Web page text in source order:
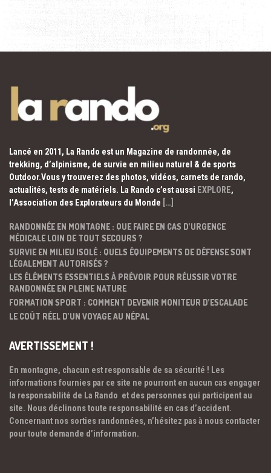
Lancé en 2011, La Rando est un Magazine de randonnée, de
trekking, d’alpinisme, de survie en milieu naturel & de sports
Outdoor.Vous y trouverez des photos, vidéos, carnets de rando,
actualités, tests de matériels. La Rando c’est aussi EXPLORE,
l’Association des Explorateurs du Monde […]
RANDONNÉE EN MONTAGNE : QUE FAIRE EN CAS D’URGENCE
MÉDICALE LOIN DE TOUT SECOURS ?
SURVIE EN MILIEU ISOLÉ : QUELS ÉQUIPEMENTS DE DÉFENSE SONT
LÉGALEMENT AUTORISÉS ?
LES ÉLÉMENTS ESSENTIELS À PRÉVOIR POUR RÉUSSIR VOTRE
RANDONNÉE EN PLEINE NATURE
FORMATION SPORT : COMMENT DEVENIR MONITEUR D’ESCALADE
LE COÛT RÉEL D’UN VOYAGE AU NÉPAL
AVERTISSEMENT !
En montagne, chacun est responsable de sa sécurité ! Les
informations fournies par ce site ne pourront en aucun cas engager
la responsabilité de La Rando et des personnes qui participent au
site. Nous déclinons toute responsabilité en cas d’accident.
Concernant nos sorties randonnées, n’hésitez pas à nous contacter
pour toute demande d’information.